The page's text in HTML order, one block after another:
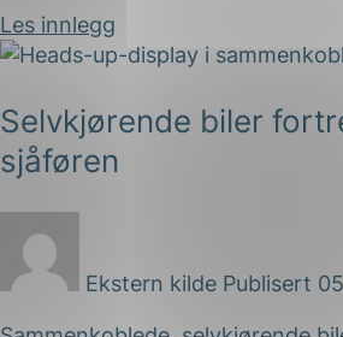
Les innlegg
Selvkjørende biler
sjåføren
Ekstern kilde Publisert